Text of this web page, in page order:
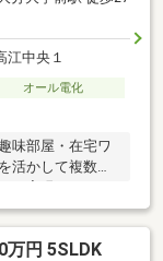
江中央１
オール電化
味部屋・在宅ワ
活かして複数台
万円 5SLDK